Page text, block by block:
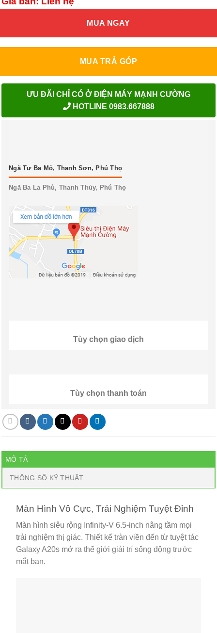
MUA NGAY
MUA TRẢ GÓP
ƯU ĐÃI CHỈ CÓ Ở ĐIỆN MÁY MẠNH CƯỜNG
HOTLINE 0983.667888
Ngã Tư Ba Mỏ, Thanh Sơn, Phú Thọ
Ngã Ba La Phù, Thanh Thủy, Phú Thọ
Tùy chọn giao dịch
Tùy chọn thanh toán
MÔ TẢ
THÔNG SỐ KỸ THUẬT
Màn Hình Vô Cực, Trải Nghiệm Tuyệt Đỉnh
Màn hình siêu rộng Infinity-V 6.5-inch nâng tầm mọi
trải nghiệm thị giác. Thiết kế tràn viền đến từ tuyệt tác
Galaxy A20s mở ra thế giới giải trí sống động trước
mắt bạn.